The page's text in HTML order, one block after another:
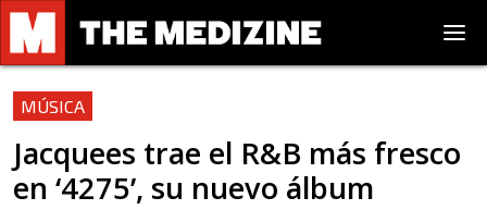
MÚSICA
Jacquees trae el R&B más fresco
en ‘4275’, su nuevo álbum